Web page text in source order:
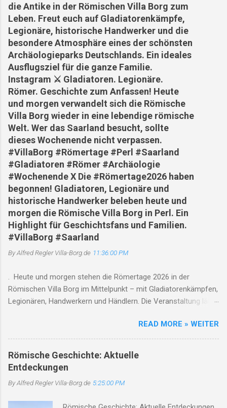
die Antike in der Römischen Villa Borg zum
Leben. Freut euch auf Gladiatorenkämpfe,
Legionäre, historische Handwerker und die
besondere Atmosphäre eines der schönsten
Archäologieparks Deutschlands. Ein ideales
Ausflugsziel für die ganze Familie.
Instagram ⚔️ Gladiatoren. Legionäre.
Römer. Geschichte zum Anfassen! Heute
und morgen verwandelt sich die Römische
Villa Borg wieder in eine lebendige römische
Welt. Wer das Saarland besucht, sollte
dieses Wochenende nicht verpassen.
#VillaBorg #Römertage #Perl #Saarland
#Gladiatoren #Römer #Archäologie
#Wochenende X Die #Römertage2026 haben
begonnen! Gladiatoren, Legionäre und
historische Handwerker beleben heute und
morgen die Römische Villa Borg in Perl. Ein
Highlight für Geschichtsfans und Familien.
#VillaBorg #Saarland
By Alfred ReglerVilla-Borg.de 11:36:00 PM
. Heute und morgen stehen die Römertage 2026 in der
Römischen Villa Borg im Mittelpunkt – mit Gladiatorenkämpfen,
Legionären, Handwerkern und Händlern. Die Veranstaltung läuft
und 17 Uhr statt. Gleichzeitig weist die Villa auf den saisonalen
Betrieb und den Saarschleifenbus/Rad-Bus hin. Römertage
2026 in der Römischen Villa Borg: Die Antike lebt am ersten
Augustwochenende auf 01. August 2026 | Perl-Borg | Saarland
Wenn sich Gladiatoren gegenüberstehen, Legionäre ihre
Ausrüstung präsentieren und der Duft von frischem Brot,
READ MORE » WEITER
Römische Geschichte: Aktuelle
Entdeckungen
By Alfred ReglerVilla-Borg.de 5:25:00 PM